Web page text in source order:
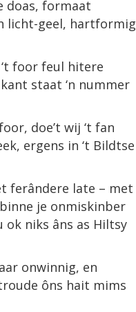
doas, formaat
licht-geel, hartformig
foor feul hitere
staat ‘n nummer
doe’t wij ‘t fan
ergens in ‘t Bildtse
ferândere late – met
je onmiskinber
ok niks âns as Hiltsy
onwinnig, en
ôns hait mims